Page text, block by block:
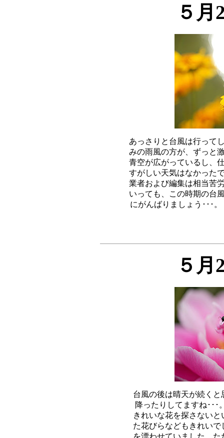
５月
あっさりと台風は行って
みの雨風の方が、ずっと
青空が広がっているし、
すがしい天気はなかった
業者および編集は相当苦
いっても、この時期の台
５月
台風の後は晴天が続く
降ったりしてますね･･･
きれいな花を探さない
た花びらなどもきれい
を漂わせていました。